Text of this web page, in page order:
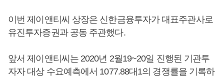
이번 제이앤티씨 상장은 신한금융투자가 대표주관사로
유진투자증권과 공동 주관했다.
앞서 제이앤티씨는 2020년 2월19~20일 진행된 기관투
자자 대상 수요예측에서 1077.88대1의 경쟁률을 기록하